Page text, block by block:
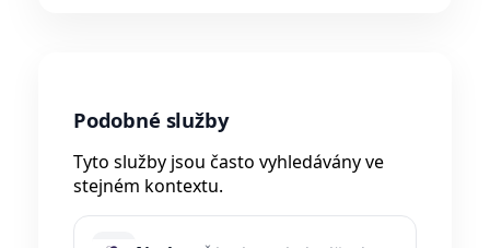
Podobné služby
Tyto služby jsou často vyhledávány ve
stejném kontextu.